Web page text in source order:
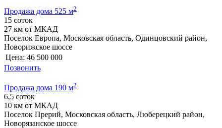
Продажа дома 525 м2
15 соток
27 км от МКАД
Поселок Европа, Московская область, Одинцовский район,
Новорижское шоссе
Цена: 46 500 000
Позвонить
Продажа дома 190 м2
6,5 соток
10 км от МКАД
Поселок Прерий, Московская область, Люберецкий район,
Новорязанское шоссе